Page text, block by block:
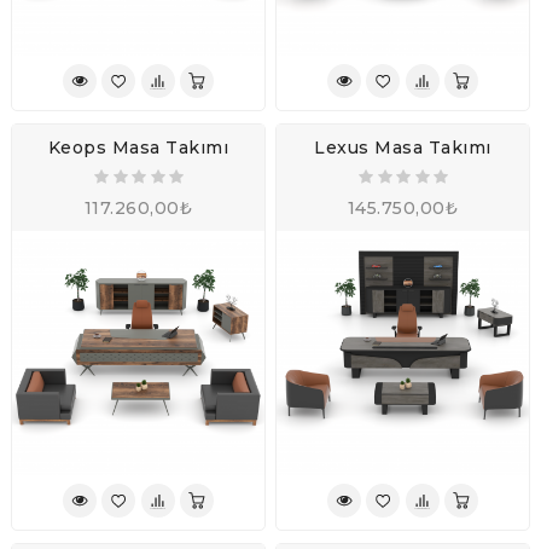
Keops Masa Takımı
117.260,00₺
Lexus Masa Takımı
145.750,00₺